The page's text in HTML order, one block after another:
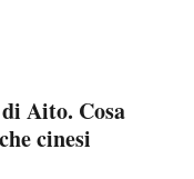
Aito. Cosa
cinesi